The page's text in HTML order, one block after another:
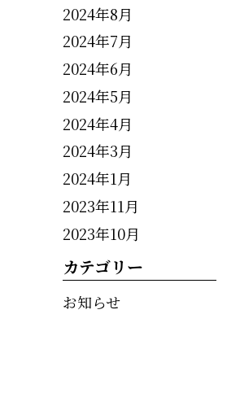
2024年8月
2024年7月
2024年6月
2024年5月
2024年4月
2024年3月
2024年1月
2023年11月
2023年10月
カテゴリー
お知らせ